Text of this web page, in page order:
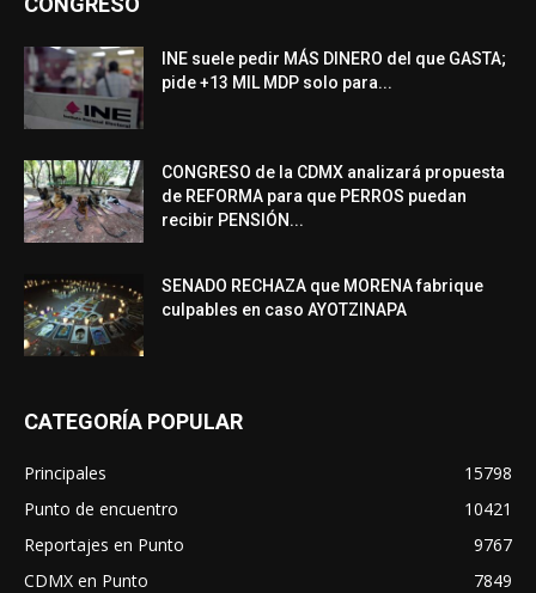
INE suele pedir MÁS DINERO del que GASTA;
pide +13 MIL MDP solo para...
CONGRESO de la CDMX analizará propuesta
de REFORMA para que PERROS puedan
recibir PENSIÓN...
SENADO RECHAZA que MORENA fabrique
culpables en caso AYOTZINAPA
CATEGORÍA POPULAR
Principales
15798
Punto de encuentro
10421
Reportajes en Punto
9767
CDMX en Punto
7849